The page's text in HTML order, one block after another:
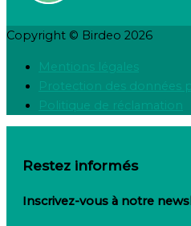
Copyright © Birdeo 2026
Mentions légales
Protection des données
Politique de réclamation
Restez informés
Inscrivez-vous à notre